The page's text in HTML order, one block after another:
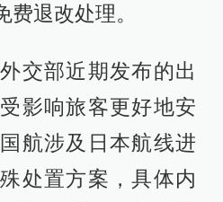
退改处理。
交部近期发布的出
影响旅客更好地安
航涉及日本航线进
处置方案，具体内